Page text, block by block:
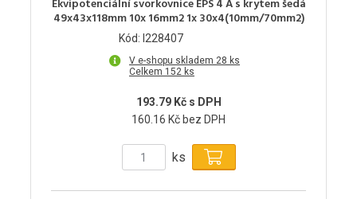
Ekvipotenciální svorkovnice EPS 4 A s krytem šedá
49x43x118mm 10x 16mm2 1x 30x4(10mm/70mm2)
Kód: I228407
V e-shopu skladem 28 ks
Celkem 152 ks
193.79 Kč s DPH
160.16 Kč bez DPH
ks